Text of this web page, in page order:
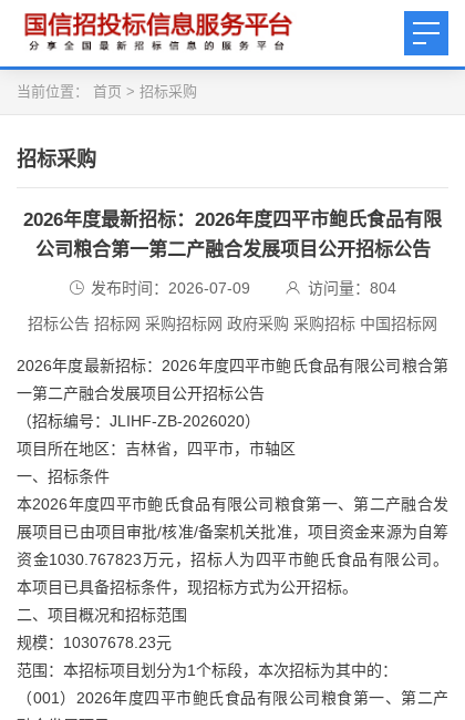
当前位置： 首页 > 招标采购
招标采购
2026年度最新招标：2026年度四平市鲍氏食品有限
公司粮合第一第二产融合发展项目公开招标公告
发布时间：2026-07-09 访问量： 804
招标公告 招标网 采购招标网 政府采购 采购招标 中国招标网
2026年度最新招标：2026年度四平市鲍氏食品有限公司粮合第
一第二产融合发展项目公开招标公告
（招标编号：JLIHF-ZB-2026020）
项目所在地区：吉林省，四平市，市轴区
一、招标条件
本2026年度四平市鲍氏食品有限公司粮食第一、第二产融合发
展项目已由项目审批/核准/备案机关批准，项目资金来源为自筹
资金1030.767823万元，招标人为四平市鲍氏食品有限公司。
本项目已具备招标条件，现招标方式为公开招标。
二、项目概况和招标范围
规模：10307678.23元
范围：本招标项目划分为1个标段，本次招标为其中的：
（001）2026年度四平市鲍氏食品有限公司粮食第一、第二产